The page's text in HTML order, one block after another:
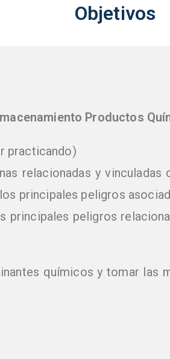
Objetivos
Productos
practicando)
relacionadas y
principales peligros
principales peligros
químicos y tomar las